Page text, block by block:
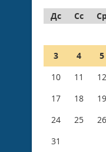
Дс
Сс
3
4 5
10
11 12
17
18 19
24
25 26
31